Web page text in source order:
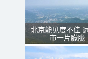
北京能见度不佳
市一片朦胧